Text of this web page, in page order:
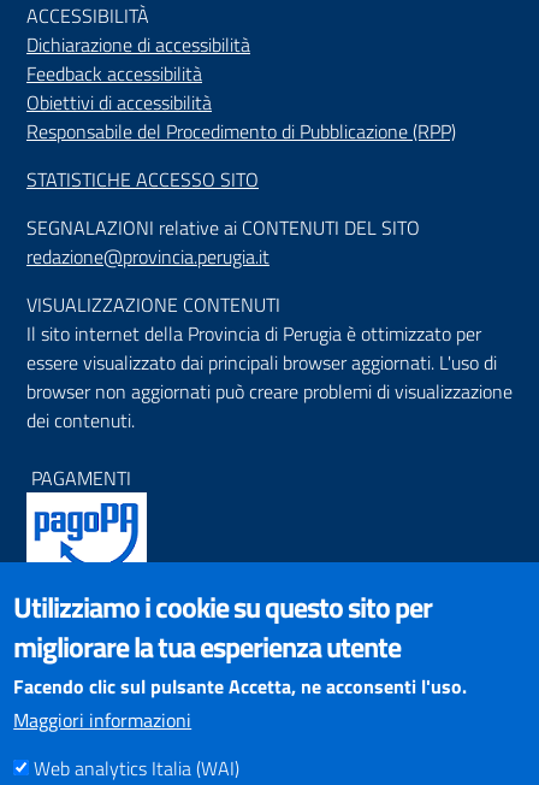
ACCESSIBILITÀ
Dichiarazione di accessibilità
Feedback accessibilità
Obiettivi di accessibilità
Responsabile del Procedimento di Pubblicazione (RPP)
STATISTICHE ACCESSO SITO
SEGNALAZIONI relative ai CONTENUTI DEL SITO
redazione@provincia.perugia.it
VISUALIZZAZIONE CONTENUTI
Il sito internet della Provincia di Perugia è ottimizzato per
essere visualizzato dai principali browser aggiornati. L'uso di
browser non aggiornati può creare problemi di visualizzazione
dei contenuti.
PAGAMENTI
SOCIAL NETWORKS
Pagina Facebook
Profilo Instagram
Canale YouTube
Utilizziamo i cookie su questo sito per
migliorare la tua esperienza utente
Facendo clic sul pulsante Accetta, ne acconsenti l'uso.
Maggiori informazioni
Web analytics Italia (WAI)